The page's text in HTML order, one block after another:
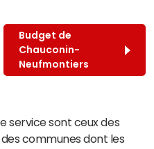
Budget de
Chauconin-
Neufmontiers
service sont ceux des
communes dont les